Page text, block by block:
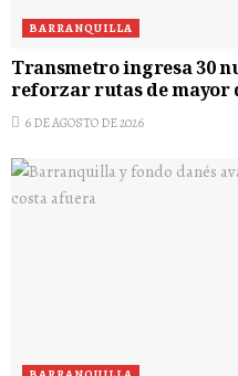
BARRANQUILLA
Transmetro ingresa 30
reforzar rutas de mayor
6 DE AGOSTO DE 2026